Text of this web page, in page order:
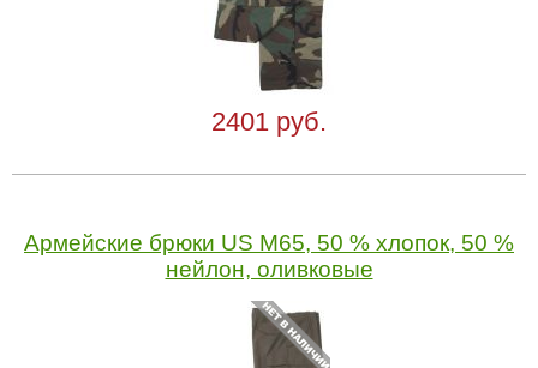
2401 руб.
Армейские брюки US M65, 50 % хлопок, 50 %
нейлон, оливковые